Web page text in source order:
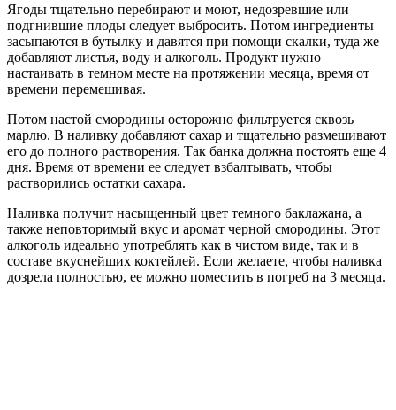
Ягоды тщательно перебирают и моют, недозревшие или
подгнившие плоды следует выбросить. Потом ингредиенты
засыпаются в бутылку и давятся при помощи скалки, туда же
добавляют листья, воду и алкоголь. Продукт нужно
настаивать в темном месте на протяжении месяца, время от
времени перемешивая.
Потом настой смородины осторожно фильтруется сквозь
марлю. В наливку добавляют сахар и тщательно размешивают
его до полного растворения. Так банка должна постоять еще 4
дня. Время от времени ее следует взбалтывать, чтобы
растворились остатки сахара.
Наливка получит насыщенный цвет темного баклажана, а
также неповторимый вкус и аромат черной смородины. Этот
алкоголь идеально употреблять как в чистом виде, так и в
составе вкуснейших коктейлей. Если желаете, чтобы наливка
дозрела полностью, ее можно поместить в погреб на 3 месяца.